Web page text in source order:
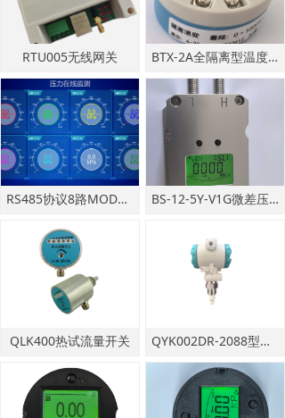
RTU005无线网关 BTX-2A全隔离型温度变送器
RS485协议8路MODBUS测试软件 BS-12-5Y-V1G微差压变送器板卡。
QLK400热试流量开关 QYK002DR-2088型静电容式式物位开关